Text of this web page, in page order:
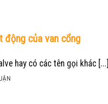
động của van cổng
hay có các tên gọi khác [...]